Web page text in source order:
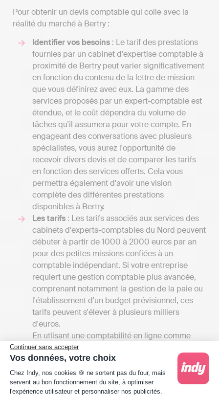
Continuer sans accepter
Vos données, votre choix
Plateforme de Gestion du Consentement :
Chez Indy, nos cookies 🍪 ne sortent pas du four, mais
servent au bon fonctionnement du site, à optimiser
l'expérience utilisateur et personnaliser nos publicités.
Pour obtenir un devis comptable qui colle avec la
réalité du marché à Bertry :
Identifier vos besoins : Le tarif des prestations
fournies par un cabinet d'expertise comptable à
proximité de Bertry peut varier significativement
en fonction du contenu de la lettre de mission
que vous définirez avec eux. La gamme des
services proposés par un expert-comptable est
étendue, et le coût dépendra du volume de
tâches qu'il assumera pour votre compte. En
engageant des conversations avec plusieurs
spécialistes, vous aurez l'opportunité de
recevoir divers devis et de comparer les tarifs
en fonction des services offerts. Cela vous
permettra également d'avoir une vision
complète des différentes prestations
disponibles à Bertry.
Les tarifs : Les tarifs associés aux services des
cabinets d'experts-comptables du Nord peuvent
débuter à partir de 1000 à 2000 euros par an
pour des petites missions confiées à un
comptable indépendant. Si votre entreprise
requiert une gestion comptable plus avancée,
comprenant notamment la gestion de la paie ou
l'établissement d'un budget prévisionnel, ces
tarifs peuvent s'élever à plusieurs milliers
d'euros.
En utlisant une comptabilité en ligne comme
Indy, il faut compter entre 240 € et 588 € / an
HT en fonction de la taille de l'entreprise, car
Indy n'est là que pour assister les professionnels
dans leur comptabilité, contrairement aux
cabinets d’expertise comptable qui réaliseront